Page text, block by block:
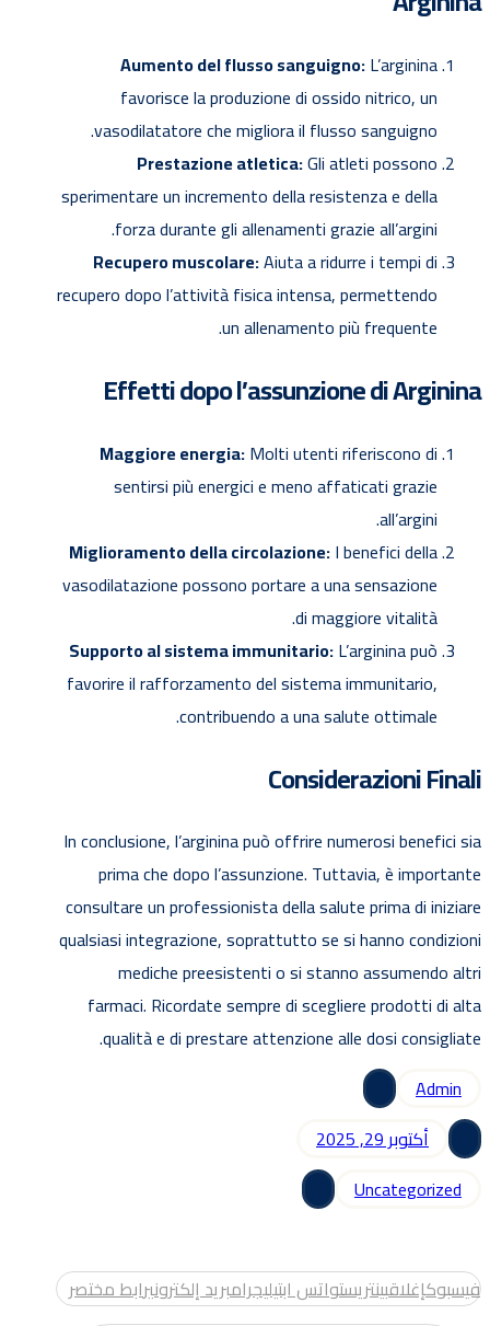
Aumento del flusso sanguigno:L’arginina
favorisce la produzione di ossido nitrico, un
vasodilatatore che migliora il flusso sanguigno.
Prestazione atletica:Gli atleti possono
sperimentare un incremento della resistenza e della
forza durante gli allenamenti grazie all’argini.
Recupero muscolare:Aiuta a ridurre i tempi di
recupero dopo l’attività fisica intensa, permettendo
un allenamento più frequente.
Effetti dopo l’assunzione di Arginina
Maggiore energia:Molti utenti riferiscono di
sentirsi più energici e meno affaticati grazie
all’argini.
Miglioramento della circolazione:I benefici della
vasodilatazione possono portare a una sensazione
di maggiore vitalità.
Supporto al sistema immunitario:L’arginina può
favorire il rafforzamento del sistema immunitario,
contribuendo a una salute ottimale.
Considerazioni Finali
In conclusione, l’arginina può offrire numerosi benefici sia
prima che dopo l’assunzione. Tuttavia, è importante
consultare un professionista della salute prima di iniziare
qualsiasi integrazione, soprattutto se si hanno condizioni
mediche preesistenti o si stanno assumendo altri
farmaci. Ricordate sempre di scegliere prodotti di alta
qualità e di prestare attenzione alle dosi consigliate.
Admin
أكتوبر 29, 2025
Uncategorized
فيسبوكإغلاقبينتريستواتس ابتيليجرامبريد إلكترونيرابط مختصر